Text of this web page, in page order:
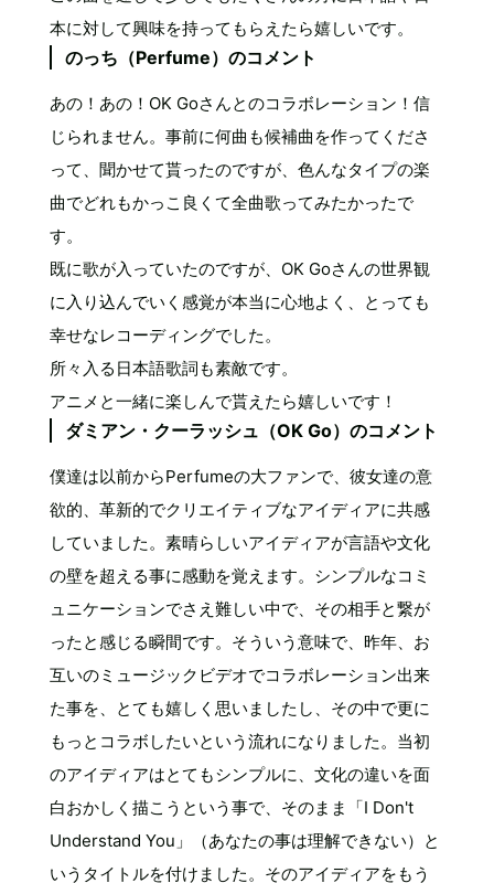
本に対して興味を持ってもらえたら嬉しいです。
のっち（Perfume）のコメント
あの！あの！OK Goさんとのコラボレーション！信
じられません。事前に何曲も候補曲を作ってくださ
って、聞かせて貰ったのですが、色んなタイプの楽
曲でどれもかっこ良くて全曲歌ってみたかったで
す。
既に歌が入っていたのですが、OK Goさんの世界観
に入り込んでいく感覚が本当に心地よく、とっても
幸せなレコーディングでした。
所々入る日本語歌詞も素敵です。
アニメと一緒に楽しんで貰えたら嬉しいです！
ダミアン・クーラッシュ（OK Go）のコメント
僕達は以前からPerfumeの大ファンで、彼女達の意
欲的、革新的でクリエイティブなアイディアに共感
していました。素晴らしいアイディアが言語や文化
の壁を超える事に感動を覚えます。シンプルなコミ
ュニケーションでさえ難しい中で、その相手と繋が
ったと感じる瞬間です。そういう意味で、昨年、お
互いのミュージックビデオでコラボレーション出来
た事を、とても嬉しく思いましたし、その中で更に
もっとコラボしたいという流れになりました。当初
のアイディアはとてもシンプルに、文化の違いを面
白おかしく描こうという事で、そのまま「I Don't
Understand You」（あなたの事は理解できない）と
いうタイトルを付けました。そのアイディアをもう